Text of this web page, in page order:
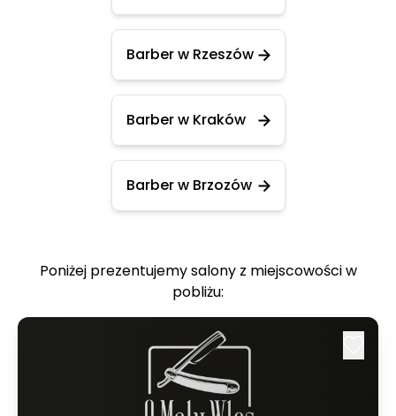
Barber w Rzeszów
Barber w Kraków
Barber w Brzozów
Poniżej prezentujemy salony z miejscowości w
pobliżu: